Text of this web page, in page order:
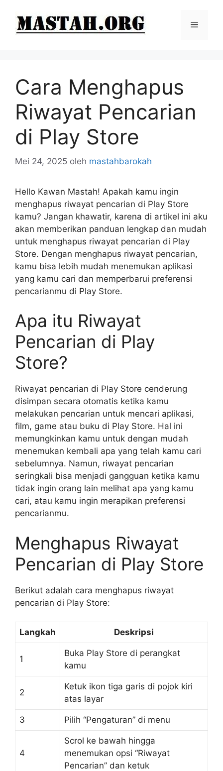
Menu
Cara Menghapus
Riwayat Pencarian
di Play Store
Mei 24, 2025 oleh mastahbarokah
Hello Kawan Mastah! Apakah kamu ingin
menghapus riwayat pencarian di Play Store
kamu? Jangan khawatir, karena di artikel ini aku
akan memberikan panduan lengkap dan mudah
untuk menghapus riwayat pencarian di Play
Store. Dengan menghapus riwayat pencarian,
kamu bisa lebih mudah menemukan aplikasi
yang kamu cari dan memperbarui preferensi
pencarianmu di Play Store.
Apa itu Riwayat
Pencarian di Play
Store?
Riwayat pencarian di Play Store cenderung
disimpan secara otomatis ketika kamu
melakukan pencarian untuk mencari aplikasi,
film, game atau buku di Play Store. Hal ini
memungkinkan kamu untuk dengan mudah
menemukan kembali apa yang telah kamu cari
sebelumnya. Namun, riwayat pencarian
seringkali bisa menjadi gangguan ketika kamu
tidak ingin orang lain melihat apa yang kamu
cari, atau kamu ingin merapikan preferensi
pencarianmu.
Menghapus Riwayat
Pencarian di Play Store
Berikut adalah cara menghapus riwayat
pencarian di Play Store:
Langkah Deskripsi
1
Buka Play Store di perangkat
kamu
2
Ketuk ikon tiga garis di pojok kiri
atas layar
3 Pilih “Pengaturan” di menu
4
Scrol ke bawah hingga
menemukan opsi “Riwayat
Pencarian” dan ketuk